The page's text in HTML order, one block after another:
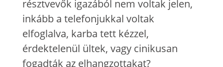
résztvevők igazából nem voltak jelen,
inkább a telefonjukkal voltak
elfoglalva, karba tett kézzel,
érdektelenül ültek, vagy cinikusan
fogadták az elhangzottakat?